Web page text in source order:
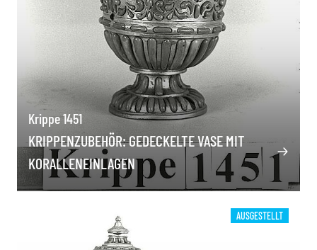
Krippe 1451
KRIPPENZUBEHÖR: GEDECKELTE VASE MIT
KORALLENEINLAGEN
AUSGESTELLT